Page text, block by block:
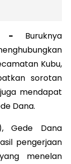
- Buruknya
Kubu,
sorotan
mendapat
Dana.
Gede Dana
pengerjaan
menelan